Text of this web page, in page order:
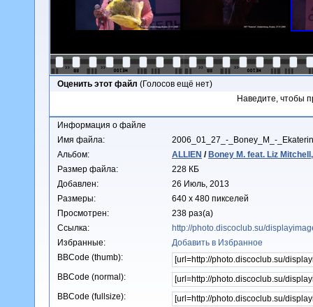
Оценить этот файл (Голосов ещё нет)
Наведите, чтобы
Информация о файле
Имя файла:
2006_01_27_-_Boney_M_-
Альбом:
ALLIEN / Boney M. feat. Liz
Размер файла:
228 КБ
Добавлен:
26 Июль, 2013
Размеры:
640 x 480 пикселей
Просмотрен:
238 раз(а)
Ссылка:
http://photo.discoclub.su/
Избранные:
Добавить в Избранное
BBCode (thumb):
BBCode (normal):
BBCode (fullsize):